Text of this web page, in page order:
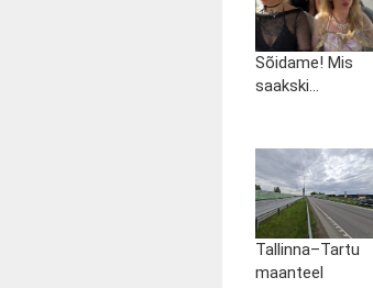
Sõidame! Mis
saakski...
Tallinna–Tartu
maanteel